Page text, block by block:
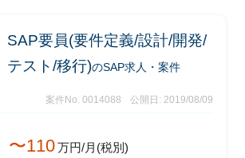
SAP要員(要件定義/設計/開発/
テスト/移行)のSAP求人・案件
案件No. 0014088 公開日: 2019/08/09
〜110万円/月(税別)